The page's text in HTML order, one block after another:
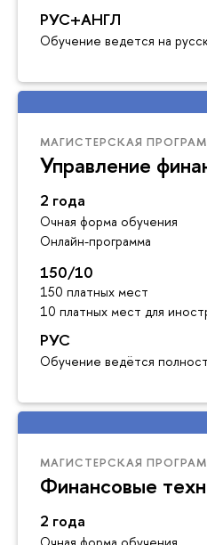
РУС+АНГЛ
Обучение ведется на
МАГИСТЕРСКАЯ
Управление
2 года
Очная форма обучения
Онлайн-программа
150/10
150 платных мест
10 платных мест для
РУС
Обучение ведётся
МАГИСТЕРСКАЯ
Финансовые
2 года
Очная форма обучения